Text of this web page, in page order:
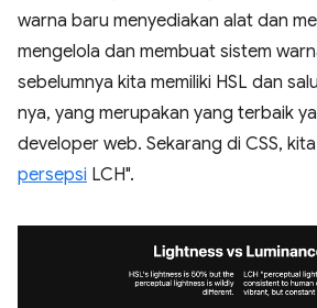
warna baru menyediakan alat dan
mengelola dan membuat sistem
sebelumnya kita memiliki HSL dan
nya, yang merupakan yang terbaik
developer web. Sekarang di CSS, kita
persepsi LCH".